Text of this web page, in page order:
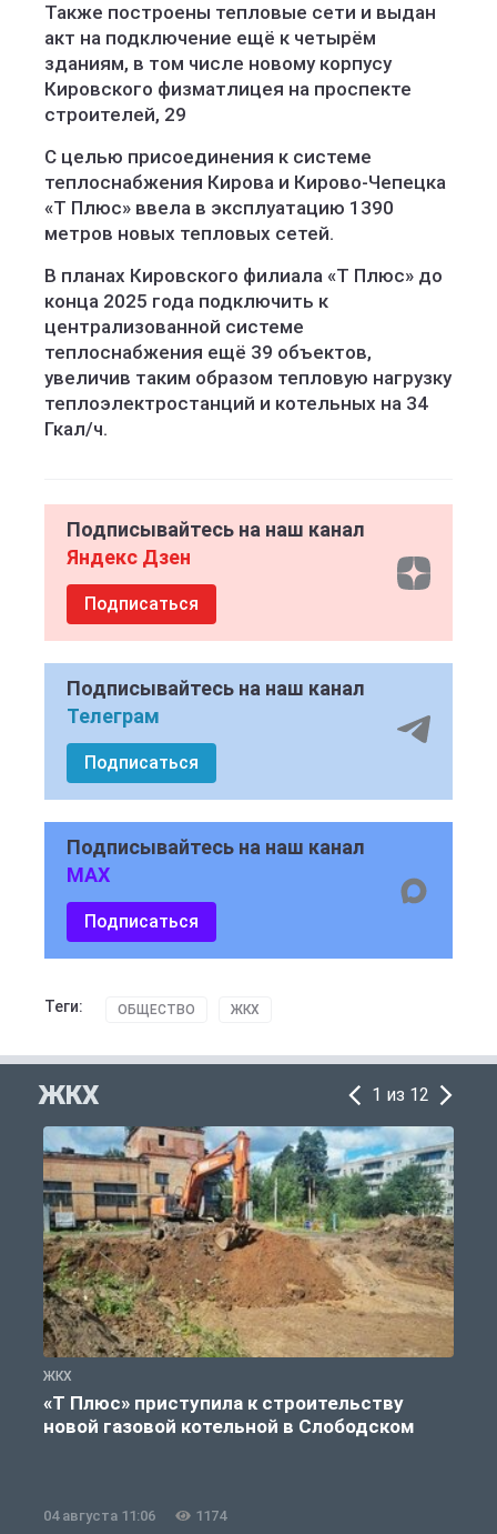
Также построены тепловые сети и выдан
акт на подключение ещё к четырём
зданиям, в том числе новому корпусу
Кировского физматлицея на проспекте
строителей, 29
С целью присоединения к системе
теплоснабжения Кирова и Кирово-Чепецка
«Т Плюс» ввела в эксплуатацию 1390
метров новых тепловых сетей.
В планах Кировского филиала «Т Плюс» до
конца 2025 года подключить к
централизованной системе
теплоснабжения ещё 39 объектов,
увеличив таким образом тепловую нагрузку
теплоэлектростанций и котельных на 34
Гкал/ч.
Подписывайтесь на наш канал
Яндекс Дзен
Подписаться
Подписывайтесь на наш канал
Телеграм
Подписаться
Подписывайтесь на наш канал
MAX
Подписаться
Теги: ОБЩЕСТВО ЖКХ
ЖКХ 1 из 12
ЖКХ
«Т Плюс» приступила к строительству
новой газовой котельной в Слободском
04 августа 11:06 1174